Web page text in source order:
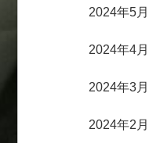
2024年5月
2024年4月
2024年3月
2024年2月